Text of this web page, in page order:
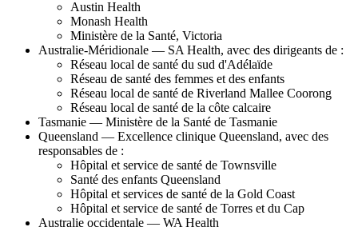
Austin Health
Monash Health
Ministère de la Santé, Victoria
Australie-Méridionale — SA Health, avec des dirigeants de :
Réseau local de santé du sud d'Adélaïde
Réseau de santé des femmes et des enfants
Réseau local de santé de Riverland Mallee Coorong
Réseau local de santé de la côte calcaire
Tasmanie — Ministère de la Santé de Tasmanie
Queensland — Excellence clinique Queensland, avec des
responsables de :
Hôpital et service de santé de Townsville
Santé des enfants Queensland
Hôpital et services de santé de la Gold Coast
Hôpital et service de santé de Torres et du Cap
Australie occidentale — WA Health